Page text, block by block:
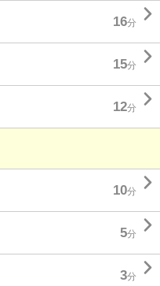
16分 
15分 
12分 
10分 
5分 
3分 